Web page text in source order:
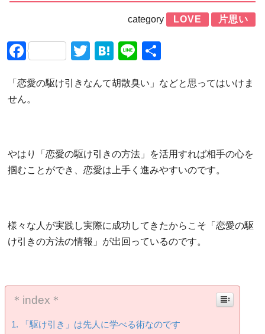
category LOVE 片思い
FacebookTwitter
Hatena
Line
「恋愛の駆け引きなんて胡散臭い」などと思ってはいけま
せん。
やはり「恋愛の駆け引きの方法」を活用すれば相手の心を
掴むことができ、恋愛は上手く進みやすいのです。
様々な人が実践し実際に成功してきたからこそ「恋愛の駆
け引きの方法の情報」が出回っているのです。
＊index＊
「駆け引き」は先人に学べる術なのです